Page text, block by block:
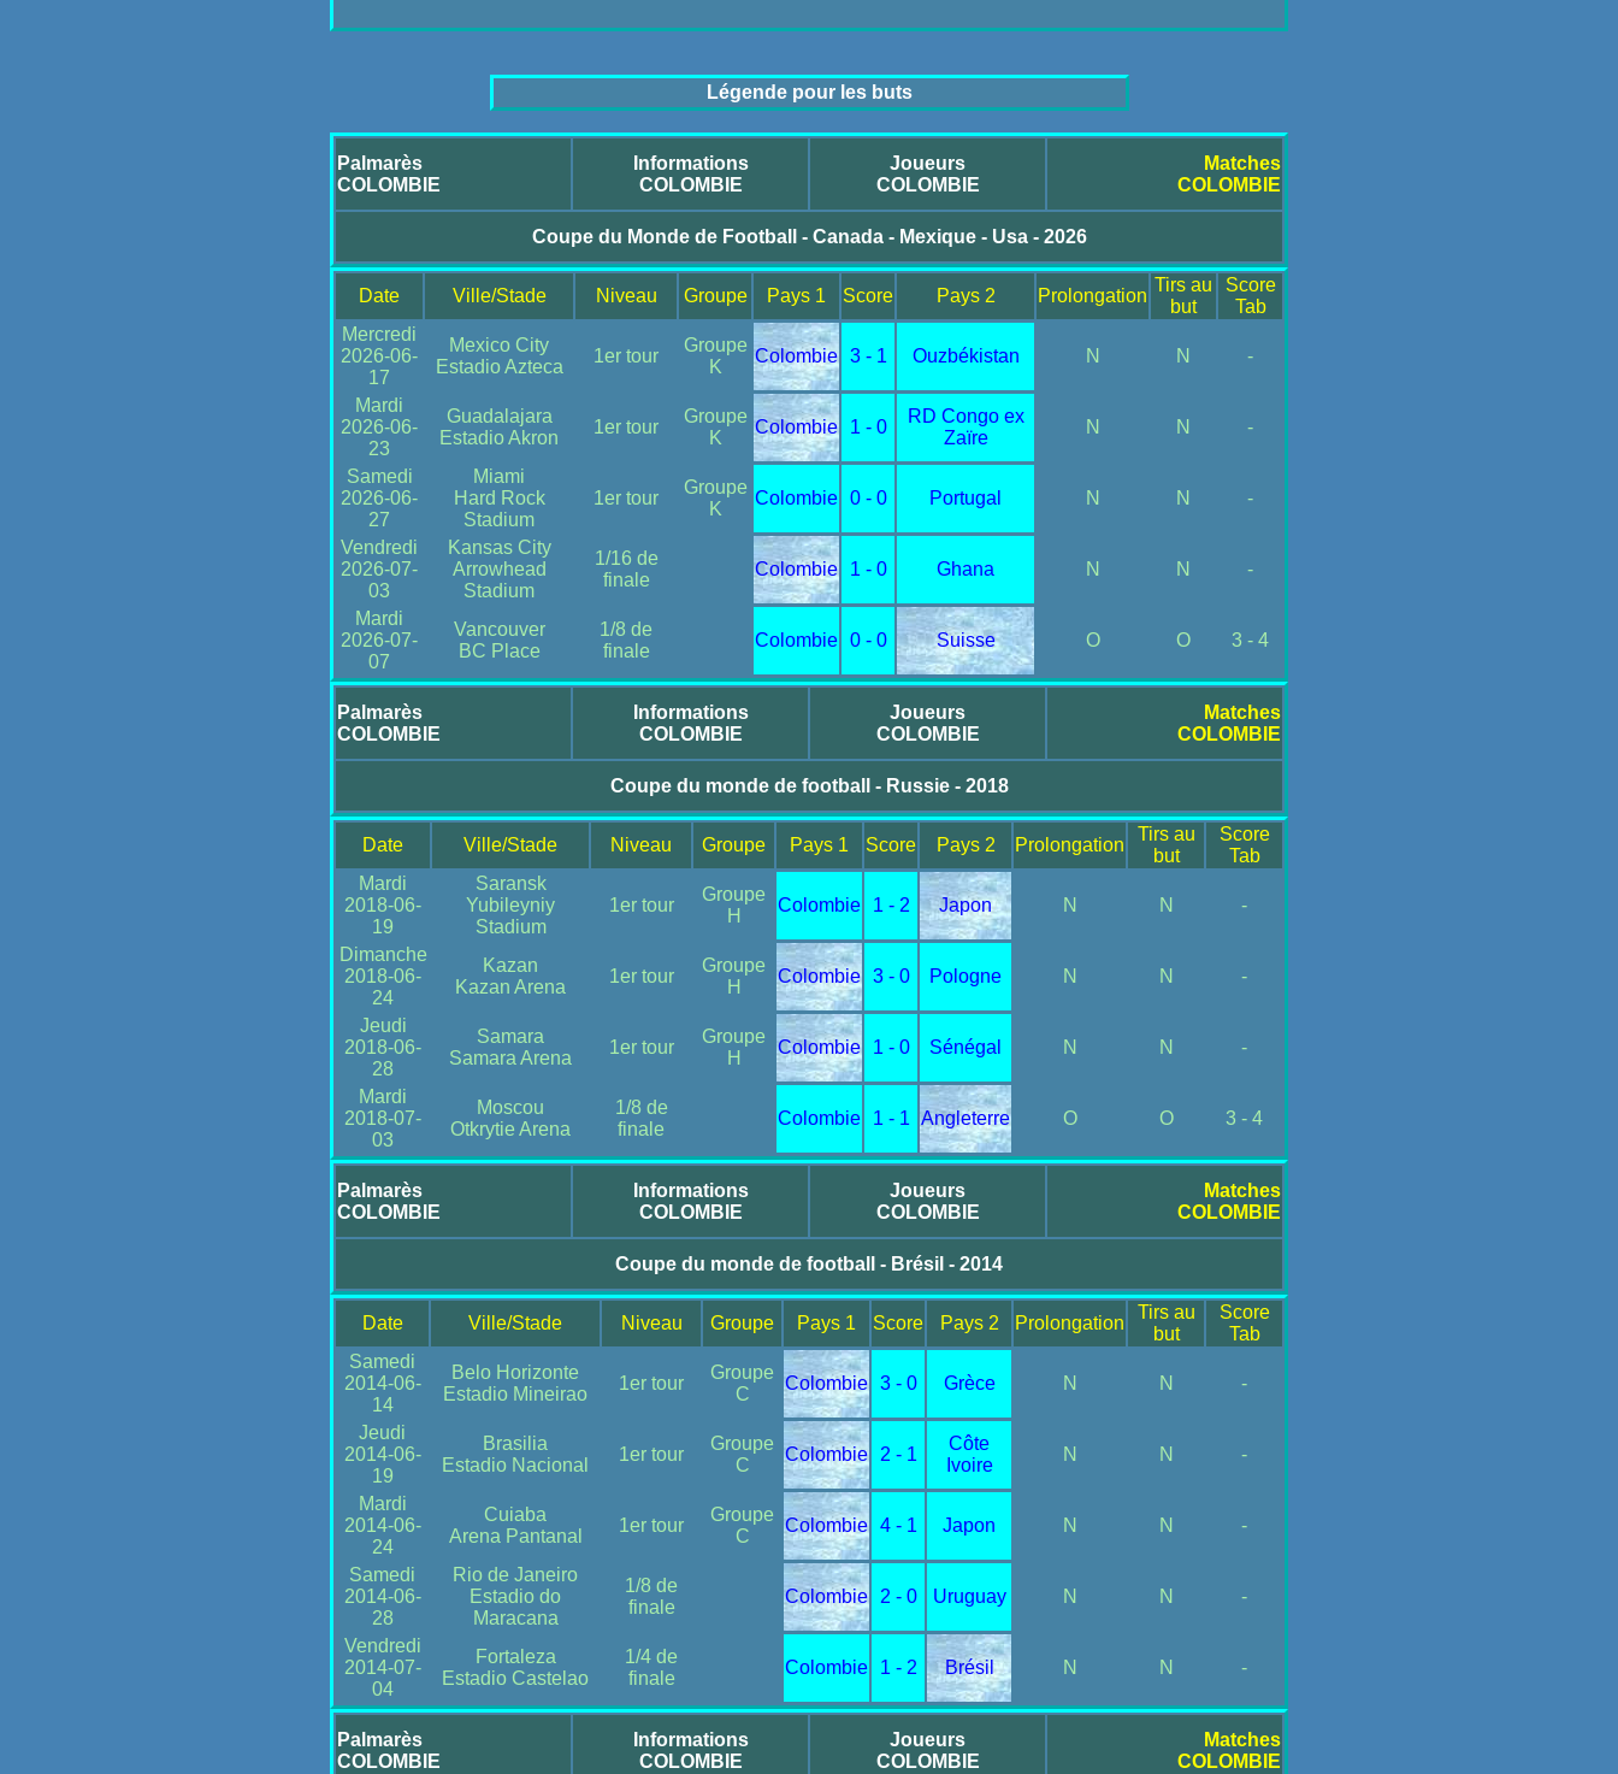
Légende pour les buts
Palmarès
COLOMBIE
Informations
COLOMBIE
Joueurs
COLOMBIE
Matches
COLOMBIE
Coupe du Monde de Football - Canada - Mexique - Usa - 2026
Date Ville/Stade Niveau Groupe Pays 1 Score Pays 2 Prolongation
Tirs au
but
Score
Tab
Mercredi
2026-06-
17
Mexico City
Estadio Azteca
1er tour
Groupe
K
Colombie 3 - 1 Ouzbékistan N N -
Mardi
2026-06-
23
Guadalajara
Estadio Akron
1er tour
Groupe
K
Colombie 1 - 0
RD Congo ex
Zaïre
N N -
Samedi
2026-06-
27
Miami
Hard Rock
Stadium
1er tour
Groupe
K
Colombie 0 - 0 Portugal N N -
Vendredi
2026-07-
03
Kansas City
Arrowhead
Stadium
1/16 de
finale
Colombie 1 - 0 Ghana N N -
Mardi
2026-07-
07
Vancouver
BC Place
1/8 de
finale
Colombie 0 - 0 Suisse O O 3 - 4
Palmarès
COLOMBIE
Informations
COLOMBIE
Joueurs
COLOMBIE
Matches
COLOMBIE
Coupe du monde de football - Russie - 2018
Date Ville/Stade Niveau Groupe Pays 1 Score Pays 2 Prolongation
Tirs au
but
Score
Tab
Mardi
2018-06-
19
Saransk
Yubileyniy
Stadium
1er tour
Groupe
H
Colombie 1 - 2 Japon N N -
Dimanche
2018-06-
24
Kazan
Kazan Arena
1er tour
Groupe
H
Colombie 3 - 0 Pologne N N -
Jeudi
2018-06-
28
Samara
Samara Arena
1er tour
Groupe
H
Colombie 1 - 0 Sénégal N N -
Mardi
2018-07-
03
Moscou
Otkrytie Arena
1/8 de
finale
Colombie 1 - 1 Angleterre O O 3 - 4
Palmarès
COLOMBIE
Informations
COLOMBIE
Joueurs
COLOMBIE
Matches
COLOMBIE
Coupe du monde de football - Brésil - 2014
Date Ville/Stade Niveau Groupe Pays 1 Score Pays 2 Prolongation
Tirs au
but
Score
Tab
Samedi
2014-06-
14
Belo Horizonte
Estadio Mineirao
1er tour
Groupe
C
Colombie 3 - 0 Grèce N N -
Jeudi
2014-06-
19
Brasilia
Estadio Nacional
1er tour
Groupe
C
Colombie 2 - 1
Côte
Ivoire
N N -
Mardi
2014-06-
24
Cuiaba
Arena Pantanal
1er tour
Groupe
C
Colombie 4 - 1 Japon N N -
Samedi
2014-06-
28
Rio de Janeiro
Estadio do
Maracana
1/8 de
finale
Colombie 2 - 0 Uruguay N N -
Vendredi
2014-07-
04
Fortaleza
Estadio Castelao
1/4 de
finale
Colombie 1 - 2 Brésil N N -
Palmarès
COLOMBIE
Informations
COLOMBIE
Joueurs
COLOMBIE
Matches
COLOMBIE